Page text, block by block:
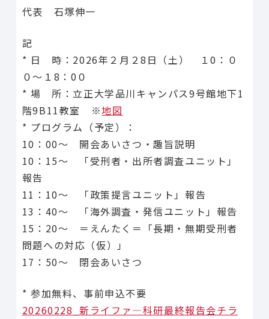
代表 石塚伸一
記
* 日 時：2026年２月２8日（土） １0：０
０～１8：0０
* 場 所：立正大学品川キャンパス9号館地下1
階9B11教室 ※地図
* プログラム（予定）：
10：00～ 開会あいさつ・趣旨説明
10：15～ 「受刑者・出所者調査ユニット」
報告
11：10～ 「政策提言ユニット」報告
13：40～ 「海外調査・発信ユニット」報告
15：20～ ＝えんたく＝「長期・無期受刑者
問題への対応（仮）」
17：50～ 閉会あいさつ
* 参加無料、事前申込不要
20260228_新ライファ―科研最終報告会チラ